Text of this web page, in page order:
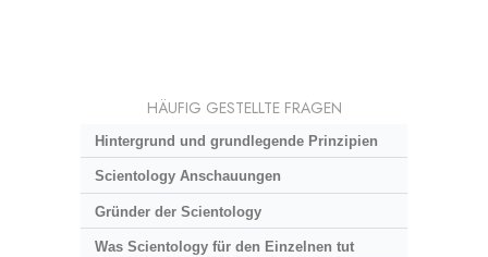
HÄUFIG GESTELLTE FRAGEN
Hintergrund und grundlegende Prinzipien
Scientology Anschauungen
Gründer der Scientology
Was Scientology für den Einzelnen tut